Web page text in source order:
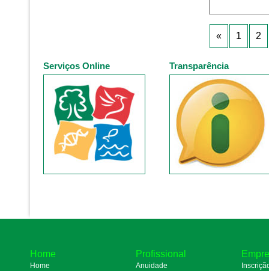
« 1 2
Serviços Online Transparência
Home
Home
Profissional
Anuidade